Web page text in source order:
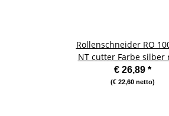
Rollenschneider RO
NT cutter Farbe silber
45 mm Klinge
€ 26,89 *
(€ 22,60 netto)